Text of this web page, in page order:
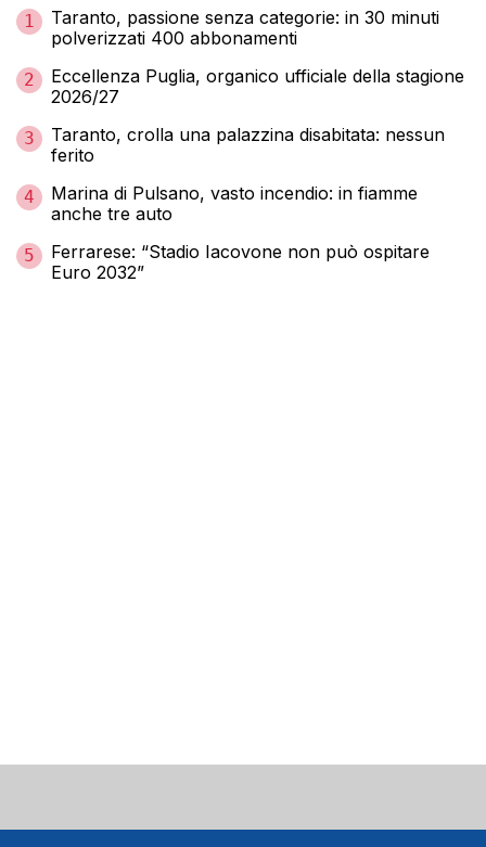
1
Taranto, passione senza categorie: in 30 minuti
polverizzati 400 abbonamenti
2
Eccellenza Puglia, organico ufficiale della stagione
2026/27
3
Taranto, crolla una palazzina disabitata: nessun
ferito
4
Marina di Pulsano, vasto incendio: in fiamme
anche tre auto
5
Ferrarese: “Stadio Iacovone non può ospitare
Euro 2032”